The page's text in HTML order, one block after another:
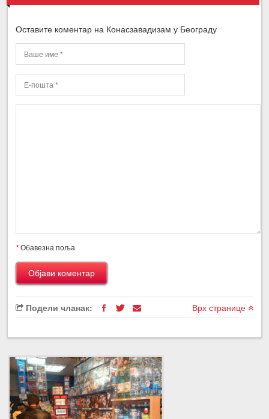
Оставите коментар на Конасзавадизам у Београду
*Обавезна поља
Подели чланак: Врх странице